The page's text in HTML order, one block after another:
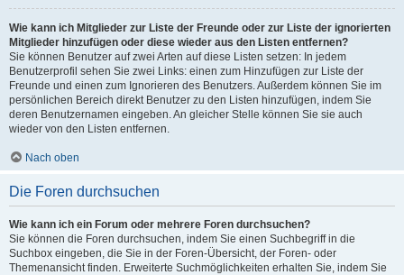
Wie kann ich Mitglieder zur Liste der Freunde oder zur Liste der ignorierten
Mitglieder hinzufügen oder diese wieder aus den Listen entfernen?
Sie können Benutzer auf zwei Arten auf diese Listen setzen: In jedem
Benutzerprofil sehen Sie zwei Links: einen zum Hinzufügen zur Liste der
Freunde und einen zum Ignorieren des Benutzers. Außerdem können Sie im
persönlichen Bereich direkt Benutzer zu den Listen hinzufügen, indem Sie
deren Benutzernamen eingeben. An gleicher Stelle können Sie sie auch
wieder von den Listen entfernen.
Nach oben
Die Foren durchsuchen
Wie kann ich ein Forum oder mehrere Foren durchsuchen?
Sie können die Foren durchsuchen, indem Sie einen Suchbegriff in die
Suchbox eingeben, die Sie in der Foren-Übersicht, der Foren- oder
Themenansicht finden. Erweiterte Suchmöglichkeiten erhalten Sie, indem Sie